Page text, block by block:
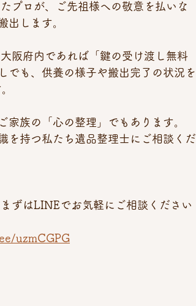
プロが、ご先祖様への敬意を払いな
出します。
大阪府内であれば「鍵の受け渡し無料
でも、供養の様子や搬出完了の状況を
家族の「心の整理」でもあります。
を持つ私たち遺品整理士にご相談くだ
ずはLINEでお気軽にご相談ください
uzmCGPG